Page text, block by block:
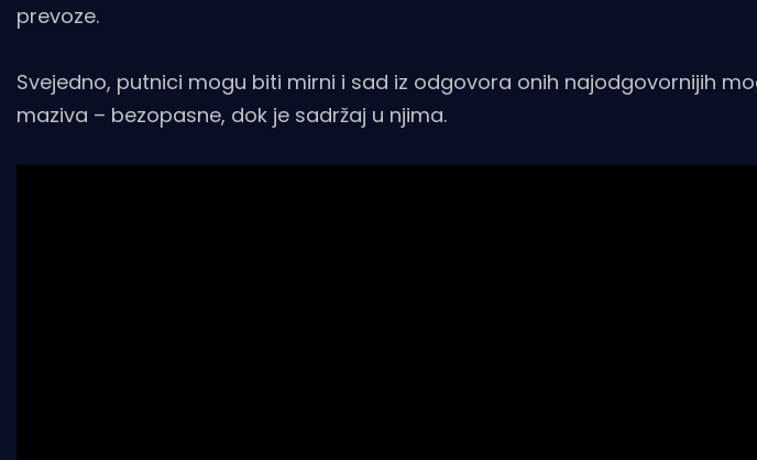
prevoze.
Svejedno, putnici mogu biti mirni i sad iz odgovora onih najodgovornijih
maziva – bezopasne, dok je sadržaj u njima.